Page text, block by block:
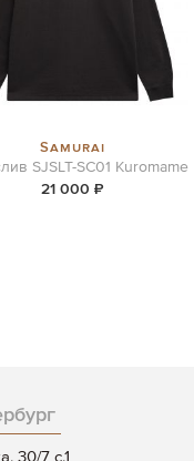
Samurai
SJSLT-SC01 Kuromame
21 000 ₽
30/7 c.1